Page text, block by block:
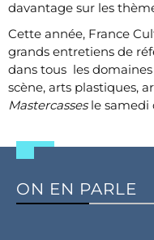
davantage sur les
Cette année, France
grands entretiens de
dans tous les
scène, arts plastiques,
Mastercassesle samedi
ON EN PARLE